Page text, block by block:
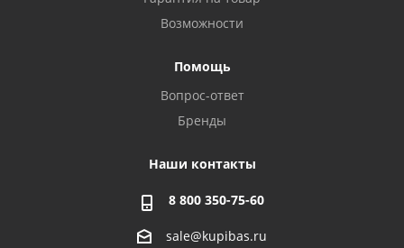
Возможности
Помощь
Вопрос-ответ
Бренды
Наши контакты
8 800 350-75-60
sale@kupibas.ru